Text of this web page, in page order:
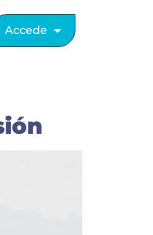
Accede